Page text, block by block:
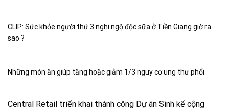
CLIP: Sức khỏe người thứ 3 nghi ngộ độc sữa ở Tiền Giang giờ ra
sao ?
Những món ăn giúp tăng hoặc giảm 1/3 nguy cơ ung thư phổi
Central Retail triển khai thành công Dự án Sinh kế cộng